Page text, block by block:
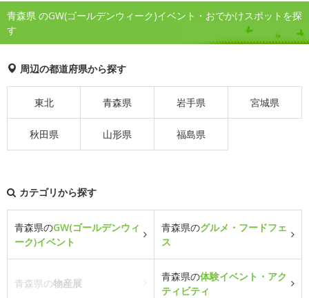
青森県 のGW(ゴールデンウィーク)イベント・おでかけスポットを探
す
周辺の都道府県から探す
東北 青森県 岩手県 宮城県
秋田県 山形県 福島県
カテゴリから探す
青森県のGW(ゴールデンウィ
ーク)イベント
青森県のグルメ・フードフェ
ス
青森県の物産展
青森県の体験イベント・アク
ティビティ